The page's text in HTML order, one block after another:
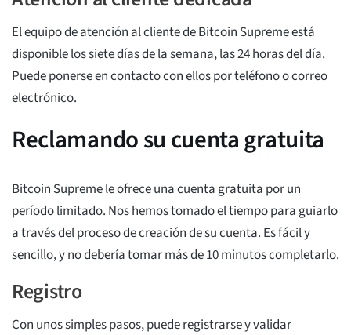
El equipo de atención al cliente de Bitcoin Supreme está
disponible los siete días de la semana, las 24 horas del día.
Puede ponerse en contacto con ellos por teléfono o correo
electrónico.
Reclamando su cuenta gratuita
Bitcoin Supreme le ofrece una cuenta gratuita por un
período limitado. Nos hemos tomado el tiempo para guiarlo
a través del proceso de creación de su cuenta. Es fácil y
sencillo, y no debería tomar más de 10 minutos completarlo.
Registro
Con unos simples pasos, puede registrarse y validar